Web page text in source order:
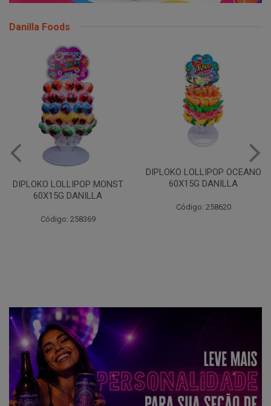
Danilla Foods
DIPLOKO LOLLIPOP MONST
60X15G DANILLA
Código: 258369
DIPLOKO LOLLIPOP OCEANO
60X15G DANILLA
Código: 258620